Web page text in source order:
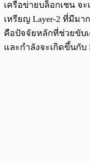
เครือข่ายบล็อกเชน จ
เหรียญ Layer-2 ที่มีมา
คือปัจจัยหลักที่ช่วยขับ
และกำลังจะเกิดขึ้นกับ